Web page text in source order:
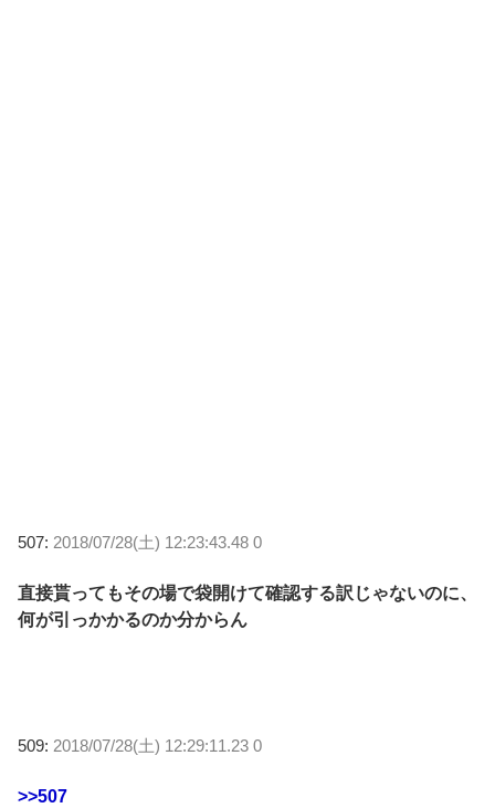
507: 2018/07/28(土) 12:23:43.48 0
直接貰ってもその場で袋開けて確認する訳じゃないのに、
何が引っかかるのか分からん
509: 2018/07/28(土) 12:29:11.23 0
>>507